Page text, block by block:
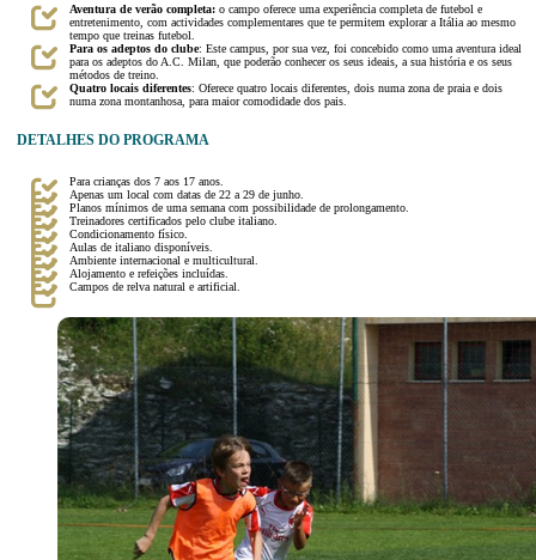
Aventura de verão completa: o campo oferece uma experiência completa de futebol e
entretenimento, com actividades complementares que te permitem explorar a Itália ao mesmo
tempo que treinas futebol.
Para os adeptos do clube: Este campus, por sua vez, foi concebido como uma aventura ideal
para os adeptos do A.C. Milan, que poderão conhecer os seus ideais, a sua história e os seus
métodos de treino.
Quatro locais diferentes: Oferece quatro locais diferentes, dois numa zona de praia e dois
numa zona montanhosa, para maior comodidade dos pais.
DETALHES DO PROGRAMA
Para crianças dos 7 aos 17 anos.
Apenas um local com datas de 22 a 29 de junho.
Planos mínimos de uma semana com possibilidade de prolongamento.
Treinadores certificados pelo clube italiano.
Condicionamento físico.
Aulas de italiano disponíveis.
Ambiente internacional e multicultural.
Alojamento e refeições incluídas.
Campos de relva natural e artificial.